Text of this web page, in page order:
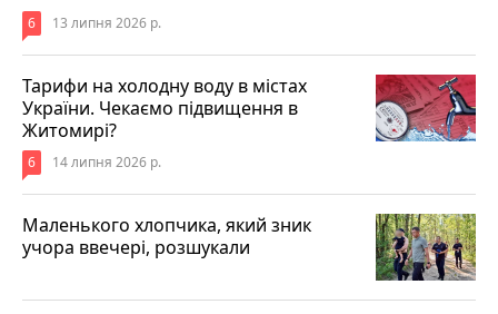
6 13 липня 2026 р.
Тарифи на холодну воду в містах
України. Чекаємо підвищення в
Житомирі?
6 14 липня 2026 р.
Маленького хлопчика, який зник
учора ввечері, розшукали